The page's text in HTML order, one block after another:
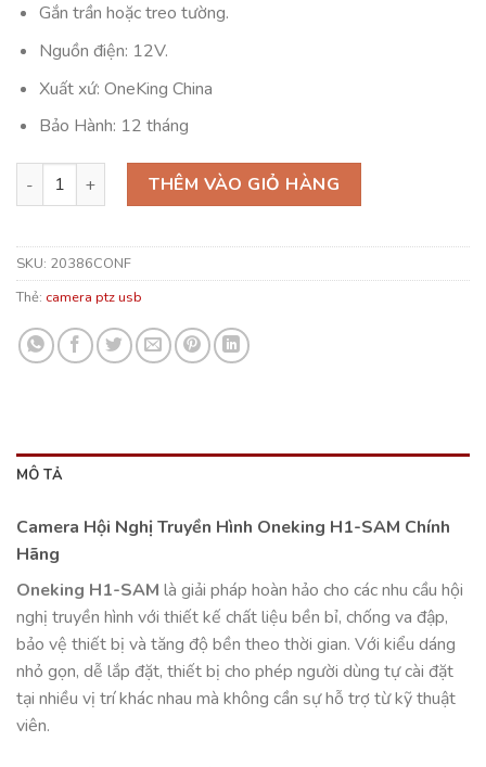
Gắn trần hoặc treo tường.
Nguồn điện: 12V.
Xuất xứ: OneKing China
Bảo Hành: 12 tháng
Oneking H1-SAM Camera Hội Nghị Truyền Hình số lượng
THÊM VÀO GIỎ HÀNG
SKU: 20386CONF
Thẻ: camera ptz usb
MÔ TẢ
Camera Hội Nghị Truyền Hình Oneking H1-SAM Chính
Hãng
Oneking H1-SAM là giải pháp hoàn hảo cho các nhu cầu hội
nghị truyền hình với thiết kế chất liệu bền bỉ, chống va đập,
bảo vệ thiết bị và tăng độ bền theo thời gian. Với kiểu dáng
nhỏ gọn, dễ lắp đặt, thiết bị cho phép người dùng tự cài đặt
tại nhiều vị trí khác nhau mà không cần sự hỗ trợ từ kỹ thuật
viên.